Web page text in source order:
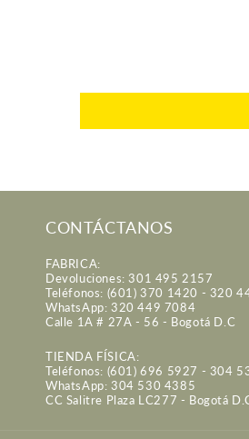
CONTÁCTANOS
FABRICA:
Devoluciones: 301 495 2157
Teléfonos: (601) 370 1420 - 320
WhatsApp: 320 449 7084
Calle 1A # 27A - 56 - Bogotá D.C
TIENDA FÍSICA:
Teléfonos: (601) 696 5927 - 304
WhatsApp: 304 530 4385
CC Salitre Plaza LC277 - Bogotá